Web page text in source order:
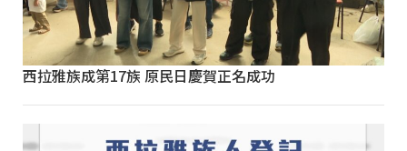
西拉雅族成第17族 原民日慶賀正名成功